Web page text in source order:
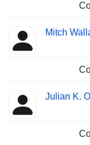
Mitch
Julian K.